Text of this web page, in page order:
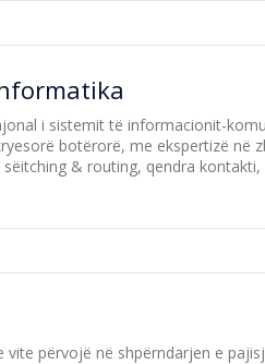
i sistemit të informacionit-
botërorë, me ekspertizë në
& routing, qendra
vite përvojë në shpërndarjen e